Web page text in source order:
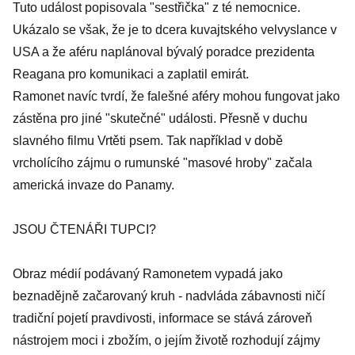
Tuto událost popisovala "sestřička" z té nemocnice.
Ukázalo se však, že je to dcera kuvajtského velvyslance v
USA a že aféru naplánoval bývalý poradce prezidenta
Reagana pro komunikaci a zaplatil emirát.
Ramonet navíc tvrdí, že falešné aféry mohou fungovat jako
zástěna pro jiné "skutečné" události. Přesně v duchu
slavného filmu Vrtěti psem. Tak například v době
vrcholícího zájmu o rumunské "masové hroby" začala
americká invaze do Panamy.
JSOU ČTENÁŘI TUPCI?
Obraz médií podávaný Ramonetem vypadá jako
beznadějně začarovaný kruh - nadvláda zábavnosti ničí
tradiční pojetí pravdivosti, informace se stává zároveň
nástrojem moci i zbožím, o jejím životě rozhodují zájmy